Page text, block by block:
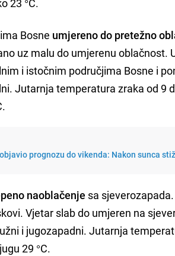
Bosne umjereno do pretežno
uz malu do umjerenu oblačnost.
i istočnim područjima Bosne i
Jutarnja temperatura zraka od 9
prognozu do vikenda: Nakon sunca
naoblačenje sa
Vjetar slab do umjeren na
i jugozapadni. Jutarnja
29 °C.